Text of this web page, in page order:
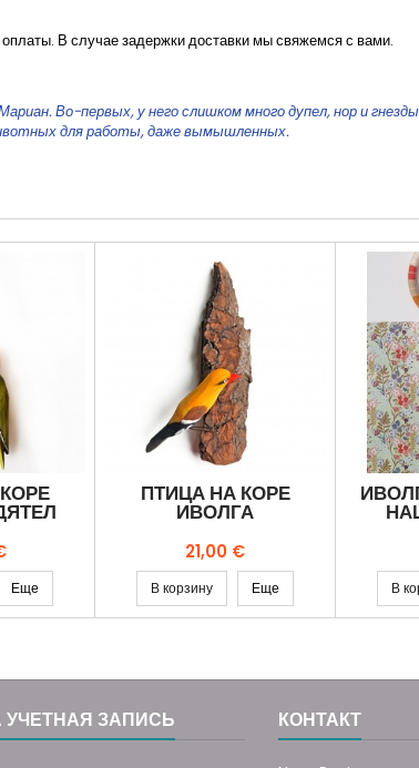
В случае задержки доставки мы свяжемся с вами.
Во-первых, у него слишком много дупел, нор и
для работы, даже вымышленных.
Еще
ПТИЦА НА КОРЕ
ИВОЛГА
Цена
21,00 €
В корзину Еще В
ЗАПИСЬ КОНТАКТ